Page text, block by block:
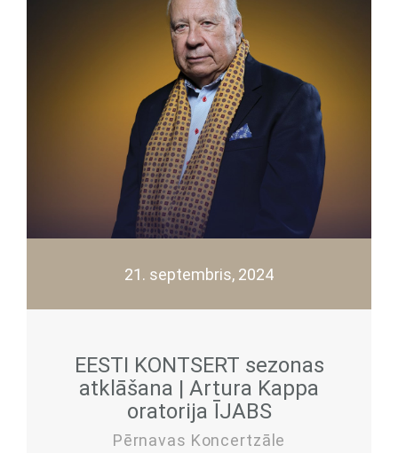
21. septembris, 2024
EESTI KONTSERT sezonas
atklāšana | Artura Kappa
oratorija ĪJABS
Pērnavas Koncertzāle